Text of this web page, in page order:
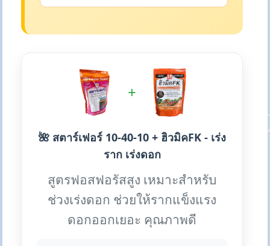
+
🌺 สตาร์เฟอร์ 10-40-10 + ฮิวมิคFK - เร่ง
ราก เร่งดอก
สูตรฟอสฟอรัสสูง เหมาะสำหรับ
ช่วงเร่งดอก ช่วยให้รากแข็งแรง
ดอกออกเยอะ คุณภาพดี